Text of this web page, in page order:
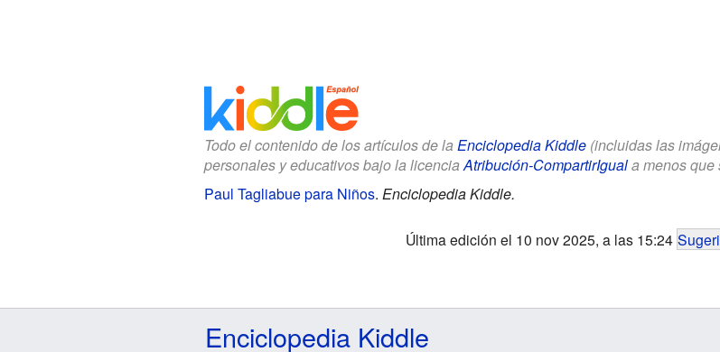
Todo el contenido de los artículos de la Enciclopedia Kiddle(incluidas las
personales y educativos bajo la licenciaAtribución-CompartirIguala menos que
Paul Tagliabue para Niños. Enciclopedia Kiddle.
Última edición el 10 nov 2025, a las 15:24
Enciclopedia Kiddle